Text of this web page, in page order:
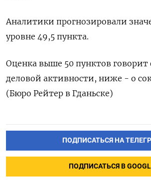
Аналитики прогнозировали
уровне 49,5 пункта.
Оценка выше 50 пунктов
деловой активности, ниже - о
(Бюро Рейтер в Гданьске)
ПОДПИСАТЬСЯ НА
ПОДПИСАТЬСЯ В